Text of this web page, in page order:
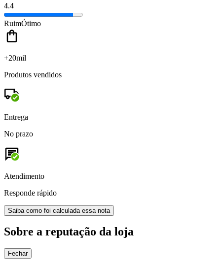
4.4
RuimÓtimo
+20mil
Produtos vendidos
Entrega
No prazo
Atendimento
Responde rápido
Saiba como foi calculada essa nota
Sobre a reputação da loja
Fechar